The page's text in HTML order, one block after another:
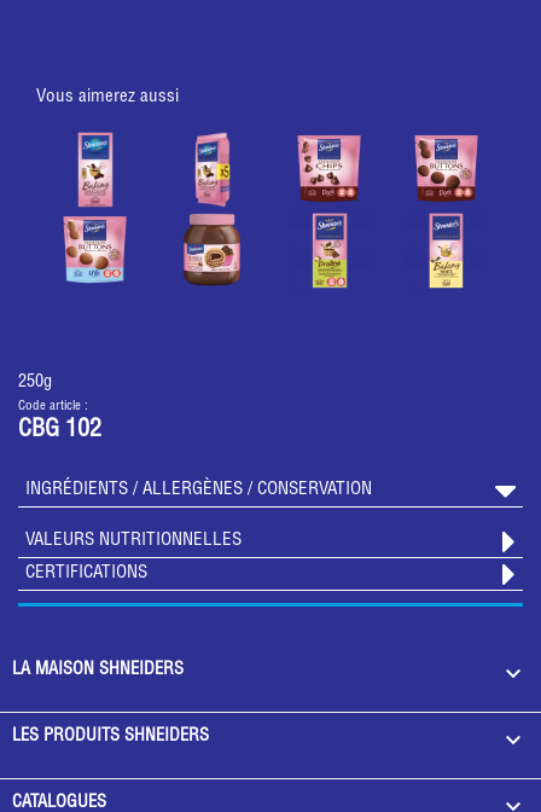
Vous aimerez aussi
250g
Code article :
CBG 102
INGRÉDIENTS / ALLERGÈNES / CONSERVATION
VALEURS NUTRITIONNELLES
CERTIFICATIONS
LA MAISON SHNEIDERS 
LES PRODUITS SHNEIDERS 
CATALOGUES